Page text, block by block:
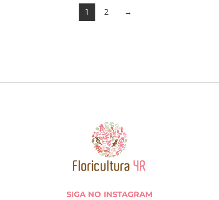
1 2 →
SIGA NO INSTAGRAM